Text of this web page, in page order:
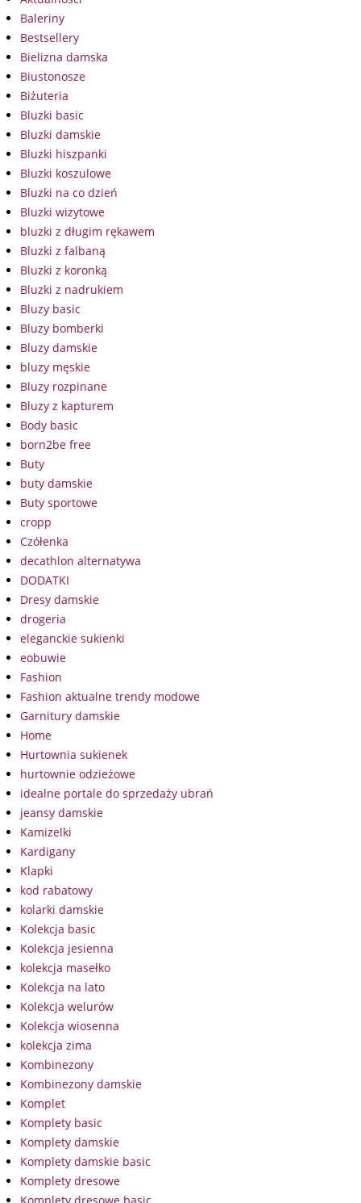
Baleriny
Bestsellery
Bielizna damska
Biustonosze
Biżuteria
Bluzki basic
Bluzki damskie
Bluzki hiszpanki
Bluzki koszulowe
Bluzki na co dzień
Bluzki wizytowe
bluzki z długim rękawem
Bluzki z falbaną
Bluzki z koronką
Bluzki z nadrukiem
Bluzy basic
Bluzy bomberki
Bluzy damskie
bluzy męskie
Bluzy rozpinane
Bluzy z kapturem
Body basic
born2be free
Buty
buty damskie
Buty sportowe
cropp
Czółenka
decathlon alternatywa
DODATKI
Dresy damskie
drogeria
eleganckie sukienki
eobuwie
Fashion
Fashion aktualne trendy modowe
Garnitury damskie
Home
Hurtownia sukienek
hurtownie odzieżowe
idealne portale do sprzedaży ubrań
jeansy damskie
Kamizelki
Kardigany
Klapki
kod rabatowy
kolarki damskie
Kolekcja basic
Kolekcja jesienna
kolekcja masełko
Kolekcja na lato
Kolekcja welurów
Kolekcja wiosenna
kolekcja zima
Kombinezony
Kombinezony damskie
Komplet
Komplety basic
Komplety damskie
Komplety damskie basic
Komplety dresowe